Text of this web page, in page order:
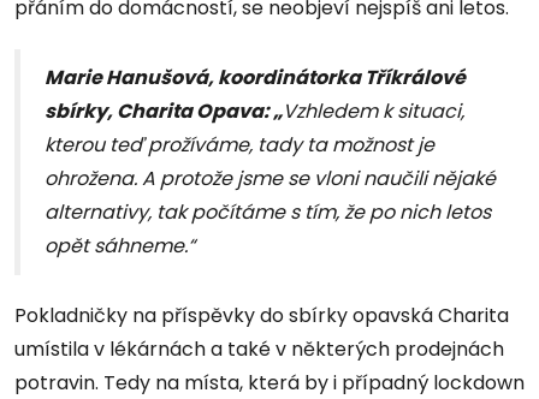
přáním do domácností, se neobjeví nejspíš ani letos.
Marie Hanušová, koordinátorka Tříkrálové
sbírky, Charita Opava: „Vzhledem k situaci,
kterou teď prožíváme, tady ta možnost je
ohrožena. A protože jsme se vloni naučili nějaké
alternativy, tak počítáme s tím, že po nich letos
opět sáhneme.“
Pokladničky na příspěvky do sbírky opavská Charita
umístila v lékárnách a také v některých prodejnách
potravin. Tedy na místa, která by i případný lockdown